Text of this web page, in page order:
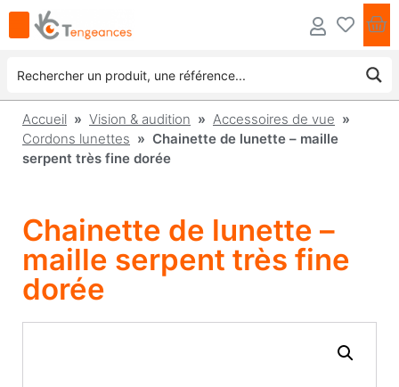
Accueil » Vision & audition » Accessoires de vue »
Cordons lunettes » Chainette de lunette – maille
serpent très fine dorée
Chainette de lunette –
maille serpent très fine
dorée